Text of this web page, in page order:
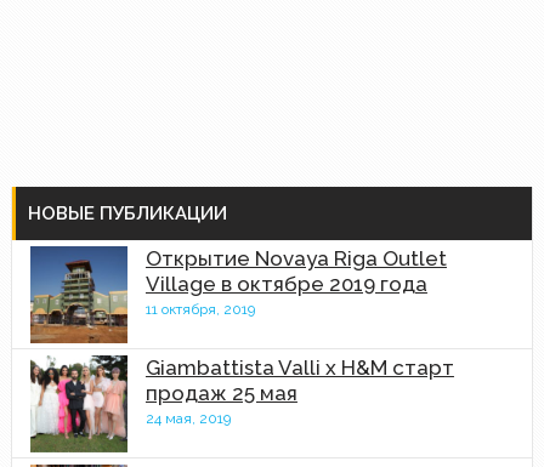
НОВЫЕ ПУБЛИКАЦИИ
Открытие Novaya Riga Outlet
Village в октябре 2019 года
11 октября, 2019
Giambattista Valli x H&M старт
продаж 25 мая
24 мая, 2019